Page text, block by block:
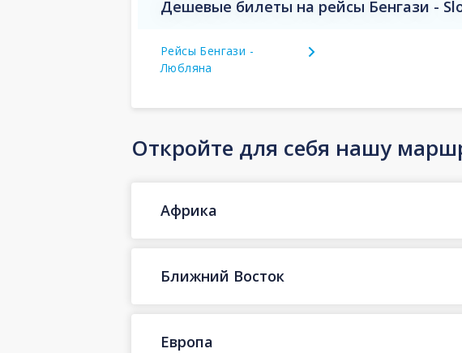
Дешевые билеты на рейсы Бенгази -
Рейсы Бенгази -
Любляна
Откройте для себя нашу
Африка
Ближний Восток
Европа